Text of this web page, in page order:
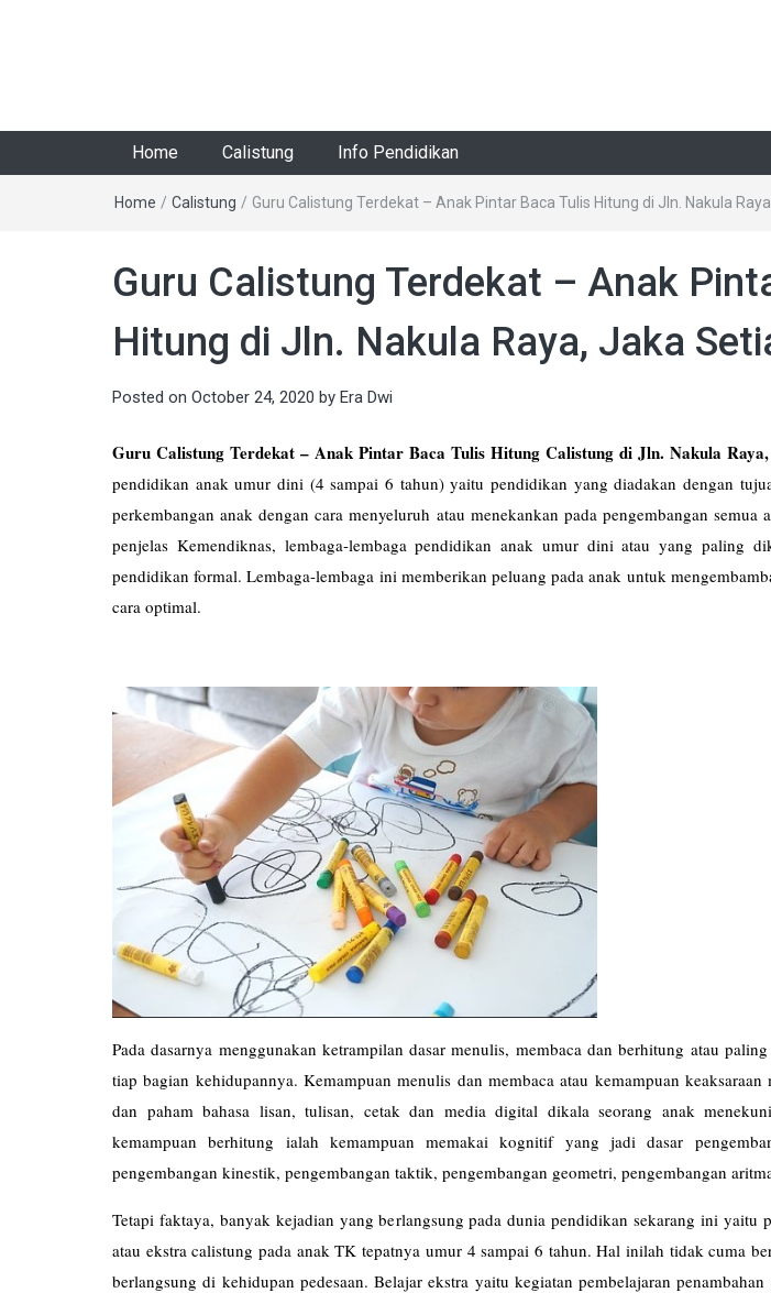
Home Calistung Info Pendidikan
Home / Calistung / Guru Calistung Terdekat – Anak Pintar Baca Tulis Hitung di Jln. Nakula
Guru Calistung Terdekat – Anak
Hitung di Jln. Nakula Raya, Jaka
Posted on October 24, 2020 by Era Dwi
Guru Calistung Terdekat – Anak Pintar Baca Tulis Hitung Calistung di Jln. Nakula
pendidikan anak umur dini (4 sampai 6 tahun) yaitu pendidikan yang diadakan dengan
perkembangan anak dengan cara menyeluruh atau menekankan pada pengembangan
penjelas Kemendiknas, lembaga-lembaga pendidikan anak umur dini atau yang paling
pendidikan formal. Lembaga-lembaga ini memberikan peluang pada anak untuk
cara optimal.
Pada dasarnya menggunakan ketrampilan dasar menulis, membaca dan berhitung atau
tiap bagian kehidupannya. Kemampuan menulis dan membaca atau kemampuan
dan paham bahasa lisan, tulisan, cetak dan media digital dikala seorang anak
kemampuan berhitung ialah kemampuan memakai kognitif yang jadi dasar
pengembangan kinestik, pengembangan taktik, pengembangan geometri, pengembangan
Tetapi faktaya, banyak kejadian yang berlangsung pada dunia pendidikan sekarang ini yaitu
atau ekstra calistung pada anak TK tepatnya umur 4 sampai 6 tahun. Hal inilah tidak cuma
berlangsung di kehidupan pedesaan. Belajar ekstra yaitu kegiatan pembelajaran